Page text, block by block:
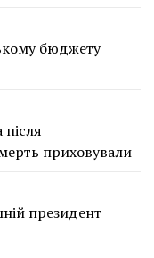
бюджету
приховували
президент